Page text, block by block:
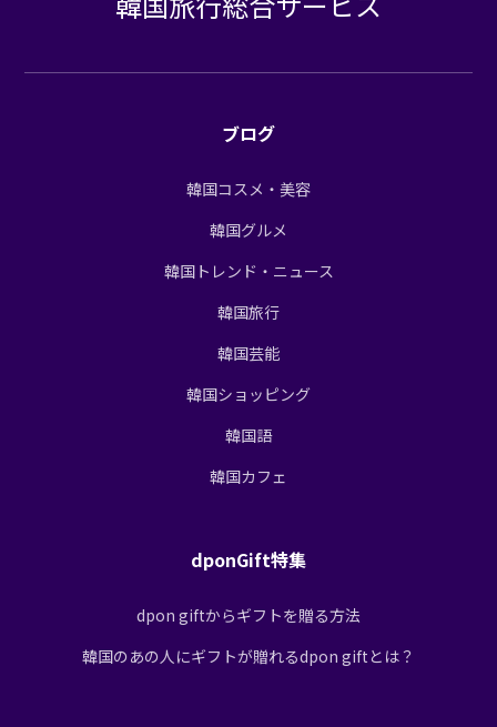
ブログ
韓国コスメ・美容
韓国グルメ
韓国トレンド・ニュース
韓国旅行
韓国芸能
韓国ショッピング
韓国語
韓国カフェ
dponGift特集
dpon giftからギフトを贈る方法
韓国のあの人にギフトが贈れるdpon giftとは？